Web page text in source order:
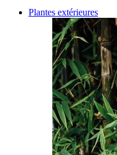
Plantes extérieures